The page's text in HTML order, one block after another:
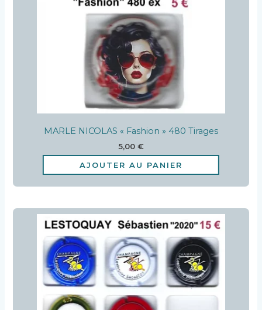
MARLE NICOLAS « Fashion » 480 Tirages
5,00 €
AJOUTER AU PANIER